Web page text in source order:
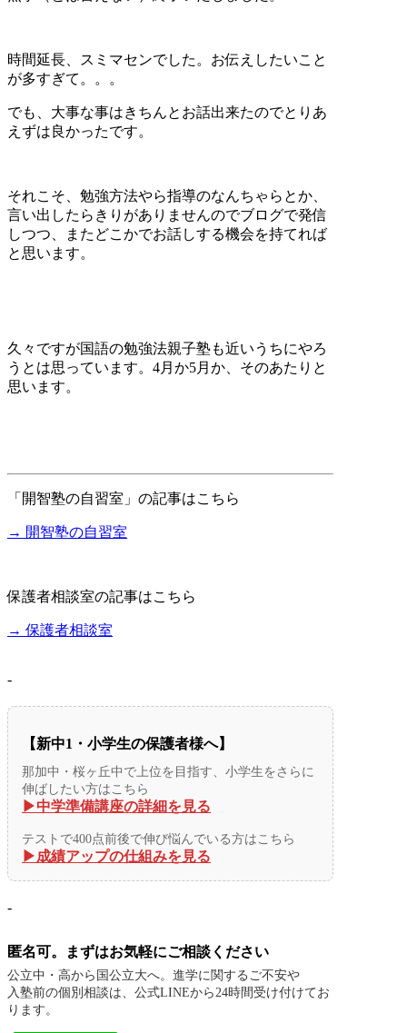
時間延長、スミマセンでした。お伝えしたいこと
が多すぎて。。。
でも、大事な事はきちんとお話出来たのでとりあ
えずは良かったです。
それこそ、勉強方法やら指導のなんちゃらとか、
言い出したらきりがありませんのでブログで発信
しつつ、またどこかでお話しする機会を持てれば
と思います。
久々ですが国語の勉強法親子塾も近いうちにやろ
うとは思っています。4月か5月か、そのあたりと
思います。
「開智塾の自習室」の記事はこちら
→ 開智塾の自習室
保護者相談室の記事はこちら
→ 保護者相談室
-
【新中1・小学生の保護者様へ】
那加中・桜ヶ丘中で上位を目指す、小学生をさらに
伸ばしたい方はこちら
▶︎中学準備講座の詳細を見る
テストで400点前後で伸び悩んでいる方はこちら
▶︎成績アップの仕組みを見る
-
匿名可。まずはお気軽にご相談ください
公立中・高から国公立大へ。進学に関するご不安や
入塾前の個別相談は、公式LINEから24時間受け付けてお
ります。